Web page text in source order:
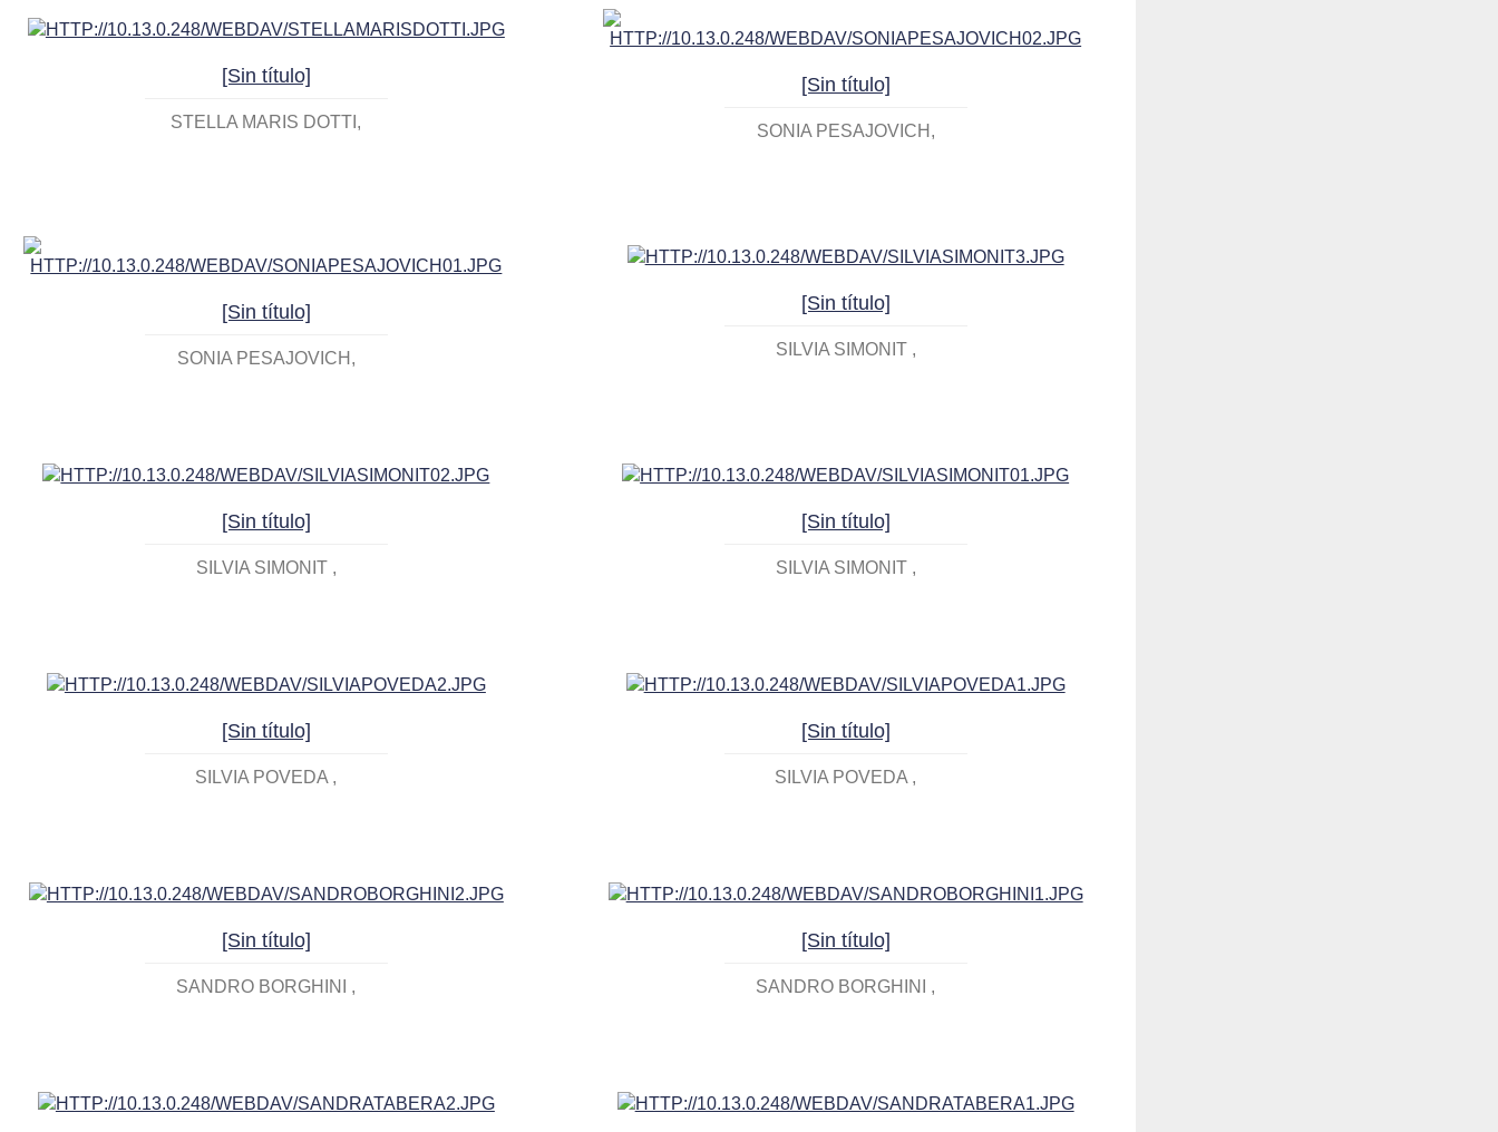
[Sin título]
STELLA MARIS DOTTI
[Sin título]
SONIA PESAJOVICH
[Sin título]
SONIA PESAJOVICH
[Sin título]
SILVIA SIMONIT
[Sin título]
SILVIA SIMONIT
[Sin título]
SILVIA SIMONIT
[Sin título]
SILVIA POVEDA
[Sin título]
SILVIA POVEDA
[Sin título]
SANDRO BORGHINI
[Sin título]
SANDRO BORGHINI